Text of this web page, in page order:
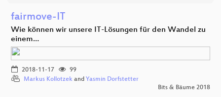
fairmove-IT
Wie können wir unsere IT-Lösungen für den Wandel zu
einem…
2018-11-17
99
Markus Kollotzek and Yasmin Dorfstetter
Bits & Bäume 2018